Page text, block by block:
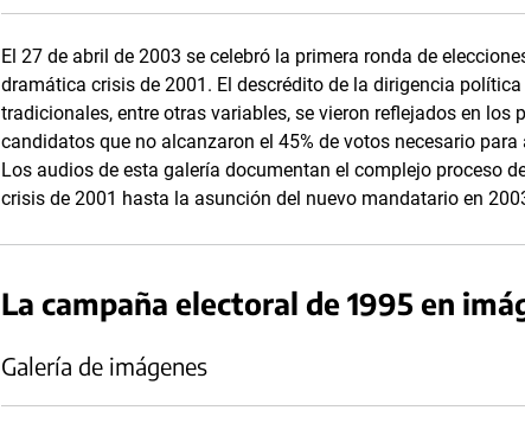
El 27 de abril de 2003 se celebró la primera ronda de
dramática crisis de 2001. El descrédito de la dirigencia
tradicionales, entre otras variables, se vieron reflejados en los
candidatos que no alcanzaron el 45% de votos necesario
Los audios de esta galería documentan el complejo proceso
crisis de 2001 hasta la asunción del nuevo mandatario en
La campaña electoral de 1995 en
Galería de imágenes